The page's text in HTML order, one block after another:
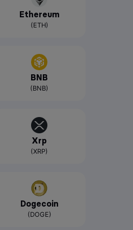
Ethereum
(ETH)
BNB
(BNB)
Xrp
(XRP)
Dogecoin
(DOGE)